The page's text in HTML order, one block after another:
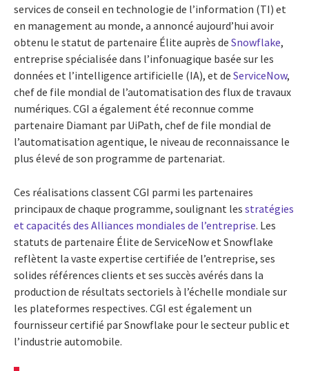
services de conseil en technologie de l’information (TI) et
en management au monde, a annoncé aujourd’hui avoir
obtenu le statut de partenaire Élite auprès de Snowflake,
entreprise spécialisée dans l’infonuagique basée sur les
données et l’intelligence artificielle (IA), et de ServiceNow,
chef de file mondial de l’automatisation des flux de travaux
numériques. CGI a également été reconnue comme
partenaire Diamant par UiPath, chef de file mondial de
l’automatisation agentique, le niveau de reconnaissance le
plus élevé de son programme de partenariat.
Ces réalisations classent CGI parmi les partenaires
principaux de chaque programme, soulignant les stratégies
et capacités des Alliances mondiales de l’entreprise. Les
statuts de partenaire Élite de ServiceNow et Snowflake
reflètent la vaste expertise certifiée de l’entreprise, ses
solides références clients et ses succès avérés dans la
production de résultats sectoriels à l’échelle mondiale sur
les plateformes respectives. CGI est également un
fournisseur certifié par Snowflake pour le secteur public et
l’industrie automobile.